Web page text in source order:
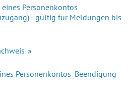
Personenkontos
- gültig für Meldungen bis
Personenkontos_Beendigung